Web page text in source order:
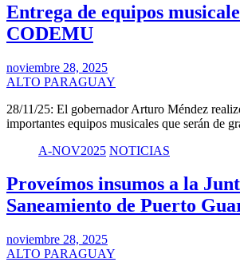
Entrega de equipos
CODEMU
noviembre 28, 2025
ALTO PARAGUAY
28/11/25: El gobernador Arturo Méndez
importantes equipos musicales que serán de
A-NOV2025 NOTICIAS
Proveímos insumos a la
Saneamiento de Puerto
noviembre 28, 2025
ALTO PARAGUAY